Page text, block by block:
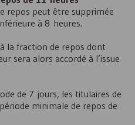
repos peut être supprimée
à 8 heures.
la fraction de repos dont
sera alors accordé à l’issue
de 7 jours, les titulaires de
minimale de repos de